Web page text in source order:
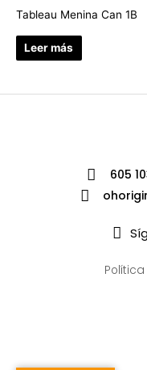
Tableau Menina Can 1B
Leer más
605